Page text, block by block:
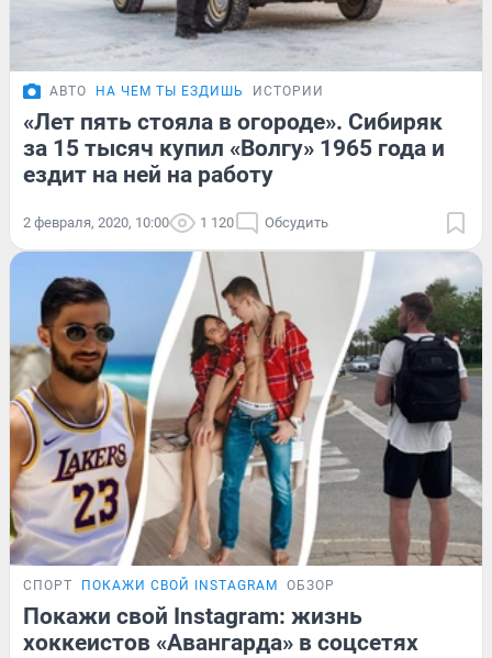
АВТО НА ЧЕМ ТЫ ЕЗДИШЬ ИСТОРИИ
«Лет пять стояла в огороде». Сибиряк
за 15 тысяч купил «Волгу» 1965 года и
ездит на ней на работу
2 февраля, 2020, 10:00 1 120 Обсудить
СПОРТ ПОКАЖИ СВОЙ INSTAGRAM ОБЗОР
Покажи свой Instagram: жизнь
хоккеистов «Авангарда» в соцсетях